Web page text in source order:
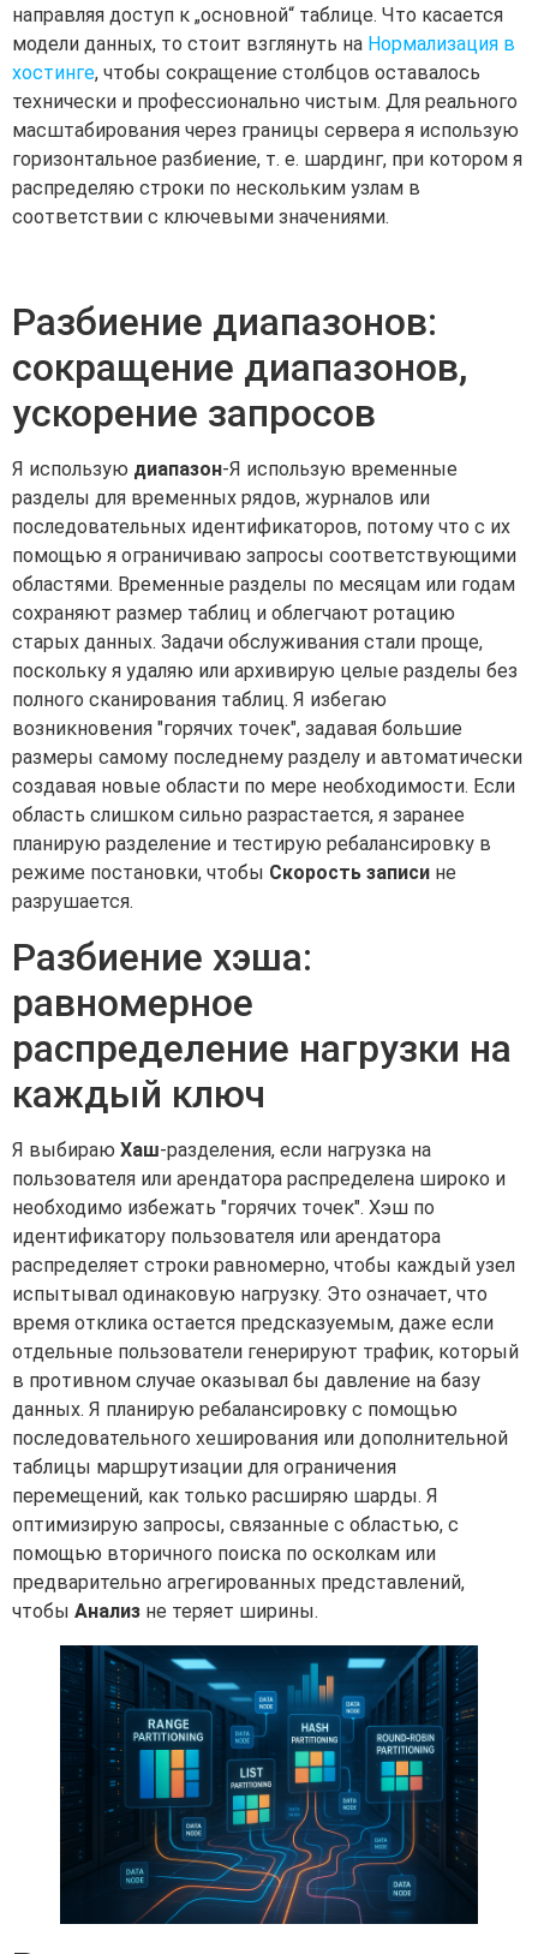
направляя доступ к „основной“ таблице. Что касается
модели данных, то стоит взглянуть на Нормализация в
хостинге, чтобы сокращение столбцов оставалось
технически и профессионально чистым. Для реального
масштабирования через границы сервера я использую
горизонтальное разбиение, т. е. шардинг, при котором я
распределяю строки по нескольким узлам в
соответствии с ключевыми значениями.
Разбиение диапазонов:
сокращение диапазонов,
ускорение запросов
Я использую диапазон-Я использую временные
разделы для временных рядов, журналов или
последовательных идентификаторов, потому что с их
помощью я ограничиваю запросы соответствующими
областями. Временные разделы по месяцам или годам
сохраняют размер таблиц и облегчают ротацию
старых данных. Задачи обслуживания стали проще,
поскольку я удаляю или архивирую целые разделы без
полного сканирования таблиц. Я избегаю
возникновения "горячих точек", задавая большие
размеры самому последнему разделу и автоматически
создавая новые области по мере необходимости. Если
область слишком сильно разрастается, я заранее
планирую разделение и тестирую ребалансировку в
режиме постановки, чтобы Скорость записи не
разрушается.
Разбиение хэша:
равномерное
распределение нагрузки на
каждый ключ
Я выбираю Хаш-разделения, если нагрузка на
пользователя или арендатора распределена широко и
необходимо избежать "горячих точек". Хэш по
идентификатору пользователя или арендатора
распределяет строки равномерно, чтобы каждый узел
испытывал одинаковую нагрузку. Это означает, что
время отклика остается предсказуемым, даже если
отдельные пользователи генерируют трафик, который
в противном случае оказывал бы давление на базу
данных. Я планирую ребалансировку с помощью
последовательного хеширования или дополнительной
таблицы маршрутизации для ограничения
перемещений, как только расширяю шарды. Я
оптимизирую запросы, связанные с областью, с
помощью вторичного поиска по осколкам или
предварительно агрегированных представлений,
чтобы Анализ не теряет ширины.